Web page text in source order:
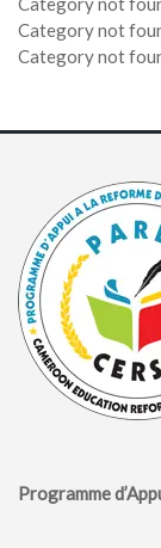
Category not
Category not
Programme